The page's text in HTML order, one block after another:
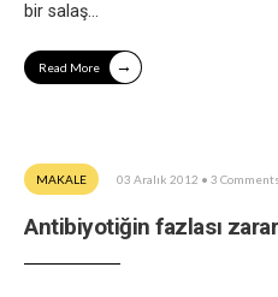
bir salaş...
Read More →
MAKALE 03 Aralık 2012 • 3
Antibiyotiğin fazlası zarar